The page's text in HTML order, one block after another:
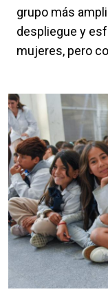
grupo más
despliegue y
mujeres, pero